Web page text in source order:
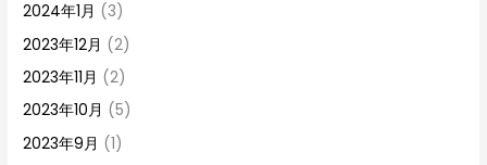
2024年1月 (3)
2023年12月 (2)
2023年11月 (2)
2023年10月 (5)
2023年9月 (1)